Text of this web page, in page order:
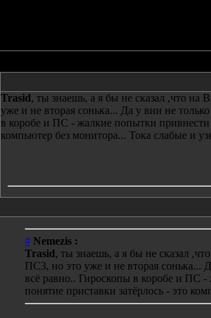
Trasid, ты знаешь, а я бы не сказал ,что на
уже и не вторая сонька... Да у вии не
в коробе и ПС - жалкие попытки привнести
компьютер без монитора... Тока слабые и
# Nemezis :
Trasid, ты знаешь, а я бы не сказал
ПС3, но это уже и не вторая сонька...
всё равно.. Гироскопы в коробе и ПС
понятие приставки затёрлось - это